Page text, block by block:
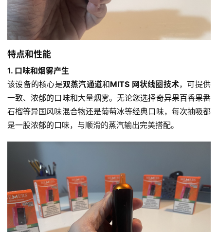
电
子
测
通
配
烟
弹
国
特点和性能
1. 口味和烟雾产生
该设备的核心是双蒸汽通道和MITS 网状线圈技术，可提供
一致、浓郁的口味和大量烟雾。无论您选择奇异果百香果番
石榴等异国风味混合物还是葡萄冰等经典口味，每次抽吸都
是一股浓郁的口味，与顺滑的蒸汽输出完美搭配。